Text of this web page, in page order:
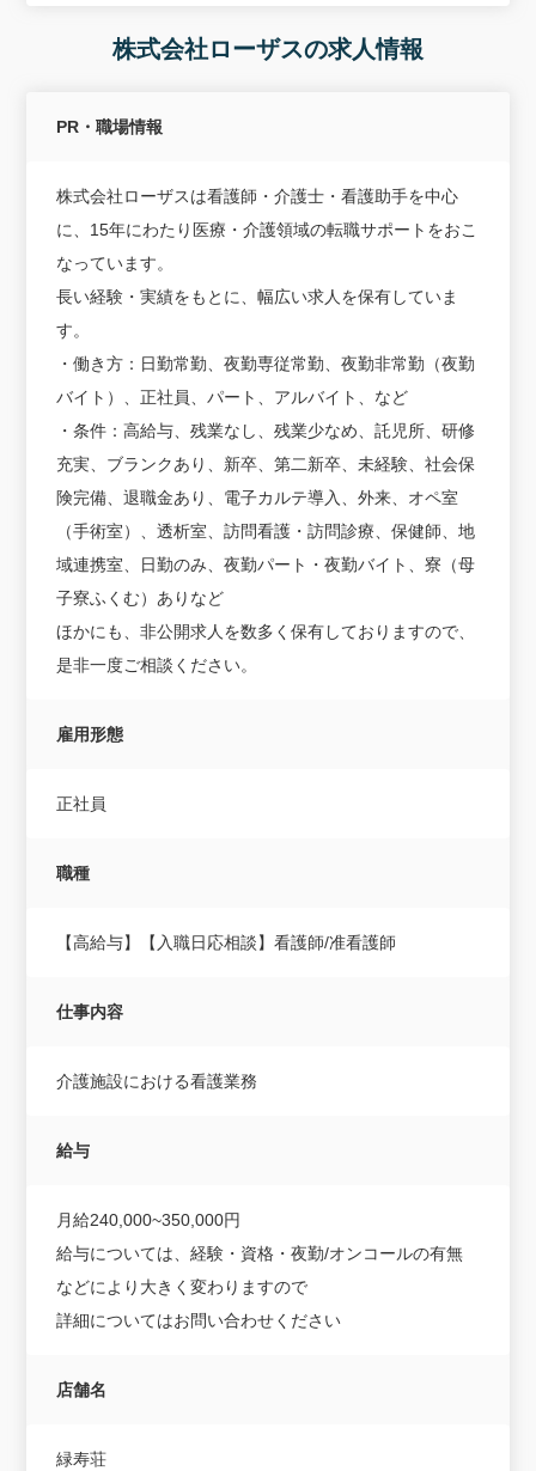
株式会社ローザスの求人情報
PR・職場情報
株式会社ローザスは看護師・介護士・看護助手を中心
に、15年にわたり医療・介護領域の転職サポートをおこ
なっています。
長い経験・実績をもとに、幅広い求人を保有していま
す。
・働き方：日勤常勤、夜勤専従常勤、夜勤非常勤（夜勤
バイト）、正社員、パート、アルバイト、など
・条件：高給与、残業なし、残業少なめ、託児所、研修
充実、ブランクあり、新卒、第二新卒、未経験、社会保
険完備、退職金あり、電子カルテ導入、外来、オペ室
（手術室）、透析室、訪問看護・訪問診療、保健師、地
域連携室、日勤のみ、夜勤パート・夜勤バイト、寮（母
子寮ふくむ）ありなど
ほかにも、非公開求人を数多く保有しておりますので、
是非一度ご相談ください。
雇用形態
正社員
職種
【高給与】【入職日応相談】看護師/准看護師
仕事内容
介護施設における看護業務
給与
月給240,000~350,000円
給与については、経験・資格・夜勤/オンコールの有無
などにより大きく変わりますので
詳細についてはお問い合わせください
店舗名
緑寿荘